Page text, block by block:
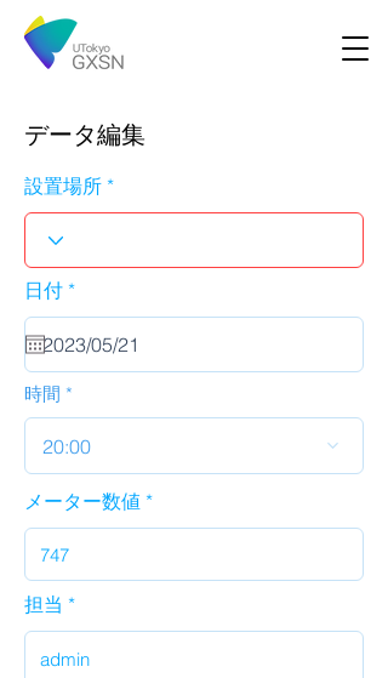
データ編集
設置場所
日付 *r
u
i
d
時間
20:00
メーター数値
担当